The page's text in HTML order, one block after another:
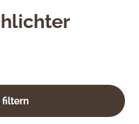
filtern